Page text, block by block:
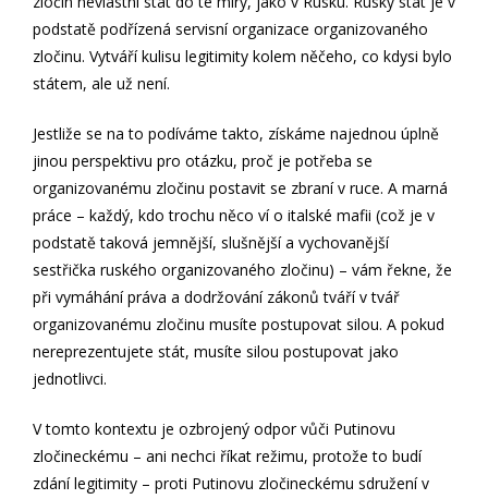
podstatě podřízená servisní organizace organizovaného
zločinu. Vytváří kulisu legitimity kolem něčeho, co kdysi bylo
státem, ale už není.
Jestliže se na to podíváme takto, získáme najednou úplně
jinou perspektivu pro otázku, proč je potřeba se
organizovanému zločinu postavit se zbraní v ruce. A marná
práce – každý, kdo trochu něco ví o italské mafii (což je v
podstatě taková jemnější, slušnější a vychovanější
sestřička ruského organizovaného zločinu) – vám řekne, že
při vymáhání práva a dodržování zákonů tváří v tvář
organizovanému zločinu musíte postupovat silou. A pokud
nereprezentujete stát, musíte silou postupovat jako
jednotlivci.
V tomto kontextu je ozbrojený odpor vůči Putinovu
zločineckému – ani nechci říkat režimu, protože to budí
zdání legitimity – proti Putinovu zločineckému sdružení v